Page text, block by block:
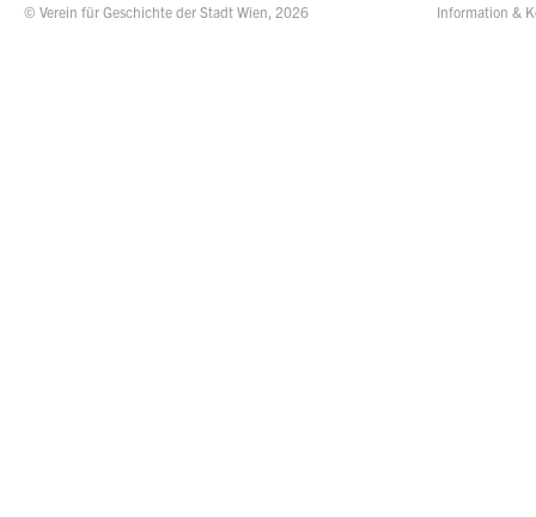
© Verein für Geschichte der Stadt Wien, 2026 Information &